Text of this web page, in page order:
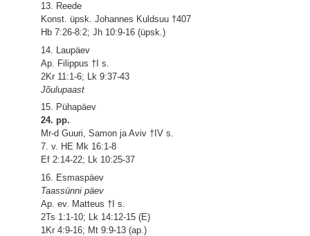
13. Reede
Konst. üpsk. Johannes Kuldsuu †407
Hb 7:26-8:2; Jh 10:9-16 (üpsk.)
14. Laupäev
Ap. Filippus †I s.
2Kr 11:1-6; Lk 9:37-43
Jõulupaast
15. Pühapäev
24. pp.
Mr-d Guuri, Samon ja Aviv †IV s.
7. v. HE Mk 16:1-8
Ef 2:14-22; Lk 10:25-37
16. Esmaspäev
Taassünni päev
Ap. ev. Matteus †I s.
2Ts 1:1-10; Lk 14:12-15 (E)
1Kr 4:9-16; Mt 9:9-13 (ap.)